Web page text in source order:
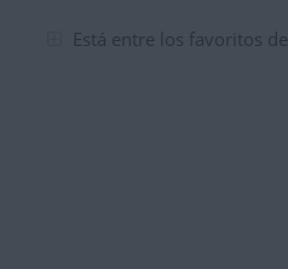
Está entre los favoritos de